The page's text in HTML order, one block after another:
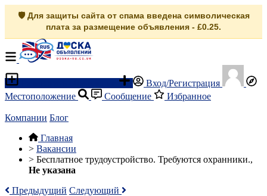
🛡️ Для защиты сайта от спама введена символическая
плата за размещение объявления - £0.25.
Вход/Регистрация
Местоположение
Сообщение Избранное
Компании Блог
Главная
> Вакансии
> Бесплатное трудоустройство. Требуются охранники.,
Не указана
Предыдущий Следующий